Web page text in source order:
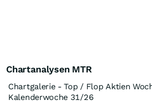
Chartanalysen MTR
Chartgalerie - Top / Flop Aktien
Kalenderwoche 31/26